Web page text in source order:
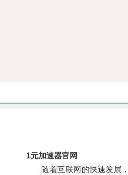
1元加速器官网
随着互联网的快速发展，